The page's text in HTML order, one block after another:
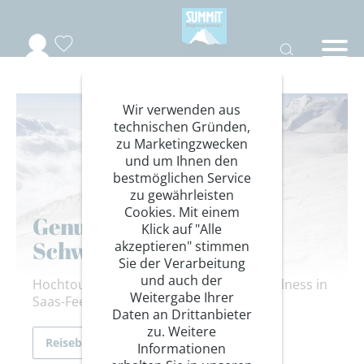
Genuss-4000er im
Schweizer Wallis
Hochtour, Gletscherwanderung und Wellness in
Saas-Fee/ Saastal.
Reiseberichte
Wir verwenden aus
technischen Gründen,
zu Marketingzwecken
und um Ihnen den
bestmöglichen Service
zu gewährleisten
Cookies. Mit einem
Klick auf "Alle
akzeptieren" stimmen
Sie der Verarbeitung
und auch der
Weitergabe Ihrer
Daten an Drittanbieter
zu. Weitere
Informationen